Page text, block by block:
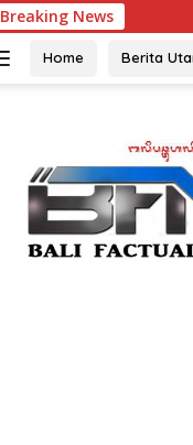
Breaking News
Home Berita